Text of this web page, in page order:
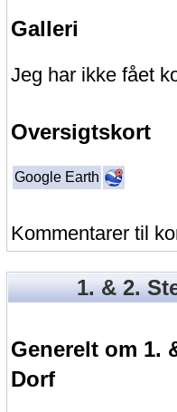
Galleri
Jeg har ikke fået
Oversigtskort
Google Earth
Kommentarer til
1. & 2.
Generelt om 1.
Dorf